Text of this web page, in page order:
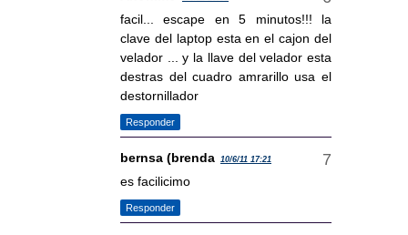
facil... escape en 5 minutos!!! la
clave del laptop esta en el cajon del
velador ... y la llave del velador esta
destras del cuadro amrarillo usa el
destornillador
Responder
bernsa (brenda 10/6/11 17:21
es facilicimo
Responder